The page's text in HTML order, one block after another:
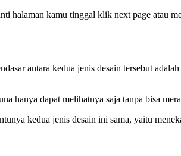
halaman kamu tinggal klik next page atau
antara kedua jenis desain tersebut
hanya dapat melihatnya saja tanpa bisa
kedua jenis desain ini sama, yaitu